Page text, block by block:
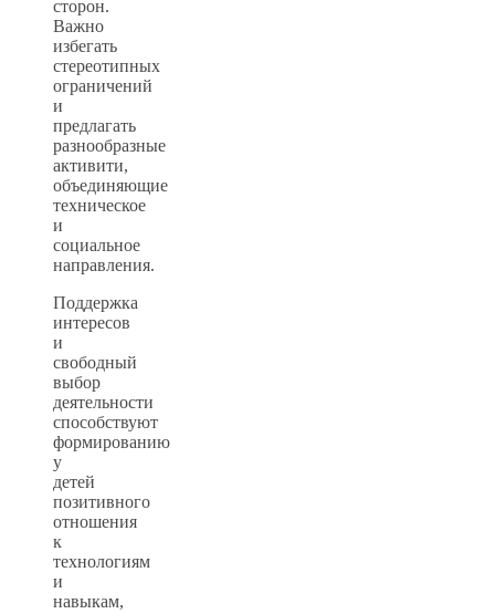
сторон.
Важно
избегать
стереотипных
ограничений
и
предлагать
разнообразные
активити,
объединяющие
техническое
и
социальное
направления.
Поддержка
интересов
и
свободный
выбор
деятельности
способствуют
формированию
у
детей
позитивного
отношения
к
технологиям
и
навыкам,